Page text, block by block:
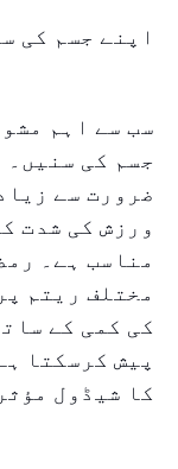
اپنے جسم کی
سب سے اہم
جسم کی سنیں۔
ضرورت سے
ورزش کی شدت
مناسب ہے۔
مختلف ریتم
کی کمی کے
پیش کرسکتا
کا شیڈول